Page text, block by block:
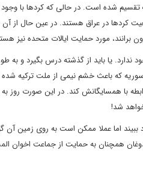
تقسیم شده است. در حالی که کردها با
کردها در عراق هستند. در عین حال از
برانند، مورد حمایت ایالات متحده نیز
ندارد. یا باید از گذشته درس بگیرد و به
که باعث خشم نیمی از ملت ترکیه شده
با همسایگانش کند. در این صورت
شد!
اما عملا ممکن است به روی زمین آن
همچنان به حمایت از جماعت اخوان